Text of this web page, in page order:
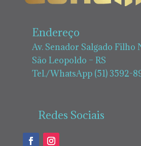
Endereço
Av. Senador Salgado Filho
São Leopoldo – RS
Tel./WhatsApp (51) 3592-
Redes Sociais